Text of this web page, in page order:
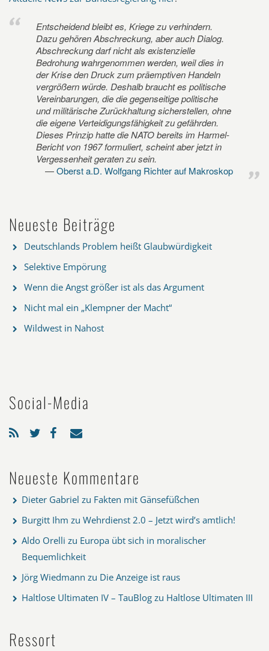
Entscheidend bleibt es, Kriege zu verhindern.
Dazu gehören Abschreckung, aber auch Dialog.
Abschreckung darf nicht als existenzielle
Bedrohung wahrgenommen werden, weil dies in
der Krise den Druck zum präemptiven Handeln
vergrößern würde. Deshalb braucht es politische
Vereinbarungen, die die gegenseitige politische
und militärische Zurückhaltung sicherstellen, ohne
die eigene Verteidigungsfähigkeit zu gefährden.
Dieses Prinzip hatte die NATO bereits im Harmel-
Bericht von 1967 formuliert, scheint aber jetzt in
Vergessenheit geraten zu sein.
Oberst a.D. Wolfgang Richter auf Makroskop
Neueste Beiträge
Deutschlands Problem heißt Glaubwürdigkeit
Selektive Empörung
Wenn die Angst größer ist als das Argument
Nicht mal ein „Klempner der Macht“
Wildwest in Nahost
Social-Media
Neueste Kommentare
Dieter Gabriel zu Fakten mit Gänsefüßchen
Burgitt Ihm zu Wehrdienst 2.0 – Jetzt wird’s amtlich!
Aldo Orelli zu Europa übt sich in moralischer
Bequemlichkeit
Jörg Wiedmann zu Die Anzeige ist raus
Haltlose Ultimaten IV – TauBlog zu Haltlose Ultimaten III
Ressort